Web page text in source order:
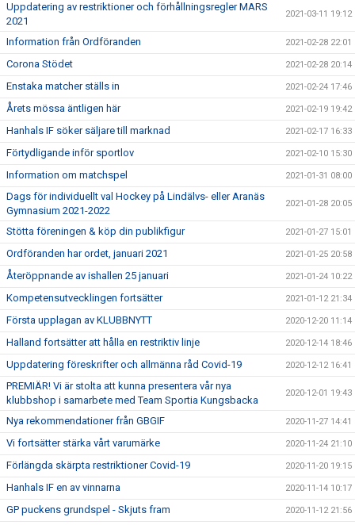
Uppdatering av restriktioner och förhållningsregler MARS
2021
2021-03-11 19:12
Information från Ordföranden 2021-02-28 22:01
Corona Stödet 2021-02-28 20:14
Enstaka matcher ställs in 2021-02-24 17:46
Årets mössa äntligen här 2021-02-19 19:42
Hanhals IF söker säljare till marknad 2021-02-17 16:33
Förtydligande inför sportlov 2021-02-10 15:30
Information om matchspel 2021-01-31 08:00
Dags för individuellt val Hockey på Lindälvs- eller Aranäs
Gymnasium 2021-2022
2021-01-28 20:05
Stötta föreningen & köp din publikfigur 2021-01-27 15:01
Ordföranden har ordet, januari 2021 2021-01-25 20:58
Återöppnande av ishallen 25 januari 2021-01-24 10:22
Kompetensutvecklingen fortsätter 2021-01-12 21:34
Första upplagan av KLUBBNYTT 2020-12-20 11:14
Halland fortsätter att hålla en restriktiv linje 2020-12-14 18:46
Uppdatering föreskrifter och allmänna råd Covid-19 2020-12-12 16:41
PREMIÄR! Vi är stolta att kunna presentera vår nya
klubbshop i samarbete med Team Sportia Kungsbacka
2020-12-01 19:43
Nya rekommendationer från GBGIF 2020-11-27 14:41
Vi fortsätter stärka vårt varumärke 2020-11-24 21:10
Förlängda skärpta restriktioner Covid-19 2020-11-20 19:15
Hanhals IF en av vinnarna 2020-11-14 10:17
GP puckens grundspel - Skjuts fram 2020-11-12 21:56